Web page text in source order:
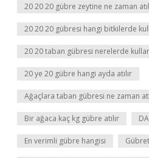
20 20 20 gübre zeytine ne zaman
20 20 20 gübresi hangi bitkilerde
20 20 taban gübresi nerelerde
20 ye 20 gübre hangi ayda atılır
Ağaçlara taban gübresi ne zaman
Bir ağaca kaç kg gübre atılır
En verimli gübre hangisi